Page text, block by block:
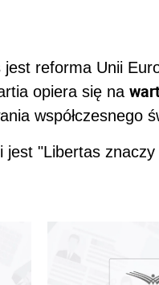
jest reforma Unii
opiera się na
współczesnego
jest "Libertas